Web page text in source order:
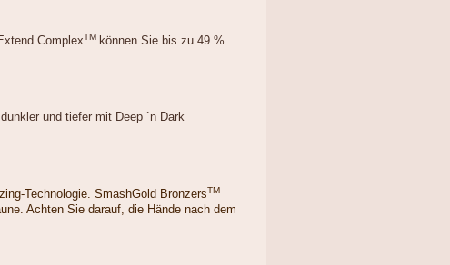
ComplexTM können Sie bis zu 49 %
und tiefer mit Deep `n Dark
Technologie. SmashGold BronzersTM
Achten Sie darauf, die Hände nach dem